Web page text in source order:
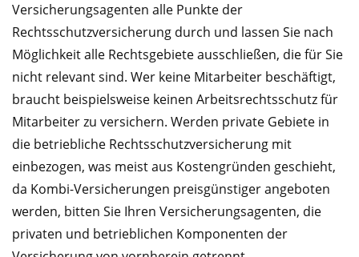
Versicherungsagenten alle Punkte der
Rechtsschutzversicherung durch und lassen Sie nach
Möglichkeit alle Rechtsgebiete ausschließen, die für Sie
nicht relevant sind. Wer keine Mitarbeiter beschäftigt,
braucht beispielsweise keinen Arbeitsrechtsschutz für
Mitarbeiter zu versichern. Werden private Gebiete in
die betriebliche Rechtsschutzversicherung mit
einbezogen, was meist aus Kostengründen geschieht,
da Kombi-Versicherungen preisgünstiger angeboten
werden, bitten Sie Ihren Versicherungsagenten, die
privaten und betrieblichen Komponenten der